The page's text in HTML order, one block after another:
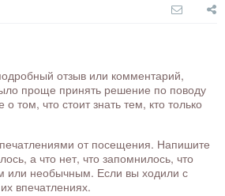
отзыв или комментарий,
проще принять решение по поводу
том, что стоит знать тем, кто только
от посещения. Напишите
а что нет, что запомнилось, что
или необычным. Если вы ходили с
впечатлениях.